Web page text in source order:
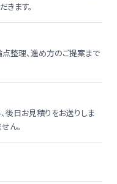
ます。
整理、進め方のご提案まで
後日お見積りをお送りしま
ん。